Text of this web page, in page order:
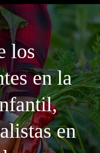
los
en la
en